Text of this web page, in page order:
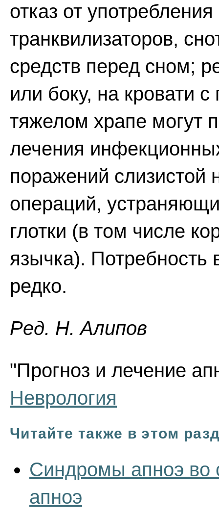
отказ от
транквилизаторов,
средств перед сном;
или боку, на кровати
тяжелом храпе могут
лечения
поражений слизистой
операций,
глотки (в том числе
язычка). Потребность
редко.
Ред. Н. Алипов
"Прогноз и лечение
Неврология
Читайте также в этом
Синдромы апноэ во
апноэ